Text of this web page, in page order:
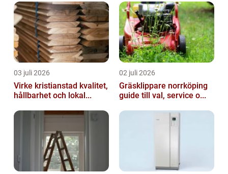
03 juli 2026
Virke kristianstad kvalitet,
hållbarhet och lokal...
02 juli 2026
Gräsklippare norrköping
guide till val, service o...